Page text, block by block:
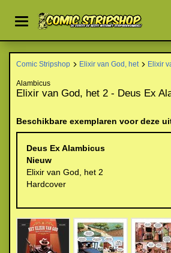
Comic Stripshop Elixir van God, het Elixir
Alambicus
Elixir van God, het 2 - Deus Ex
Beschikbare exemplaren voor deze
Deus Ex Alambicus
Nieuw
Elixir van God, het 2
Hardcover